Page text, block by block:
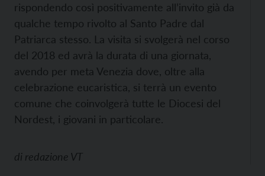
rispondendo così positivamente all’invito già da
qualche tempo rivolto al Santo Padre dal
Patriarca stesso. La visita si svolgerà nel corso
del 2018 ed avrà la durata di una giornata,
avendo per meta Venezia dove, oltre alla
celebrazione eucaristica, si terrà un evento
comune che coinvolgerà tutte le Diocesi del
Nordest, i giovani in particolare.
di redazione VT